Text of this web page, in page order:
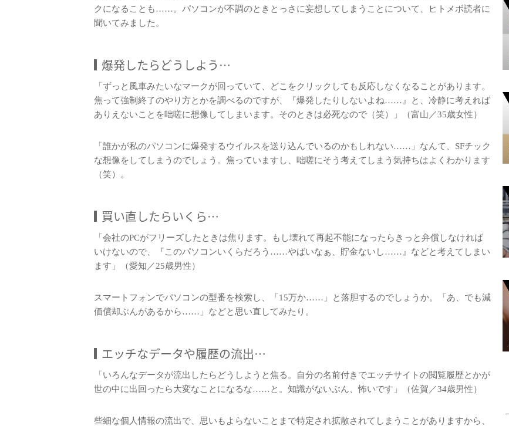
クになることも……。パソコンが不調のときとっさに妄想してしまうことについて、ヒトメボ読者に
聞いてみました。
爆発したらどうしよう…
「ずっと風車みたいなマークが回っていて、どこをクリックしても反応しなくなることがあります。
焦って強制終了のやり方とかを調べるのですが、『爆発したりしないよね……』と、冷静に考えれば
ありえないことを咄嗟に想像してしまいます。そのときは必死なので（笑）」（富山／35歳女性）
「誰かが私のパソコンに爆発するウイルスを送り込んでいるのかもしれない……」なんて、SFチック
な想像をしてしまうのでしょう。焦っていますし、咄嗟にそう考えてしまう気持ちはよくわかります
（笑）。
買い直したらいくら…
「会社のPCがフリーズしたときは焦ります。もし壊れて再起不能になったらきっと弁償しなければ
いけないので、『このパソコンいくらだろう……やばいなぁ、貯金ないし……』などと考えてしまい
ます」（愛知／25歳男性）
スマートフォンでパソコンの型番を検索し、「15万か……」と落胆するのでしょうか。「あ、でも減
価償却ぶんがあるから……」などと思い直してみたり。
エッチなデータや履歴の流出…
「いろんなデータが流出したらどうしようと焦る。自分の名前付きでエッチサイトの閲覧履歴とかが
世の中に出回ったら大変なことになるな……と。知識がないぶん、怖いです」（佐賀／34歳男性）
些細な個人情報の流出で、思いもよらないことまで特定され拡散されてしまうことがありますから、